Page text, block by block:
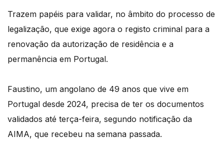
Trazem papéis para validar, no âmbito do processo de
legalização, que exige agora o registo criminal para a
renovação da autorização de residência e a
permanência em Portugal.
Faustino, um angolano de 49 anos que vive em
Portugal desde 2024, precisa de ter os documentos
validados até terça-feira, segundo notificação da
AIMA, que recebeu na semana passada.